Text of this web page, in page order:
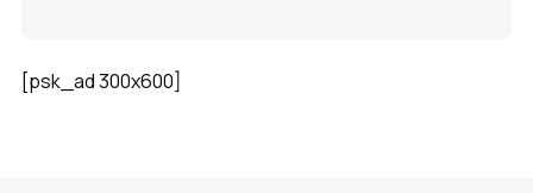
[psk_ad 300x600]